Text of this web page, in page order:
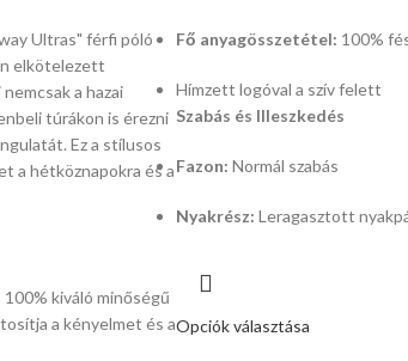
Ultras" férfi póló
elkötelezett
nemcsak a hazai
túrákon is érezni
Ez a stílusos
a hétköznapokra és a
100% kiváló minőségű
a kényelmet és a
Fő anyagösszetétel: 100%
Hímzett logóval a szív felett
Szabás és Illeszkedés
Fazon: Normál szabás
Nyakrész: Leragasztott
Opciók választása